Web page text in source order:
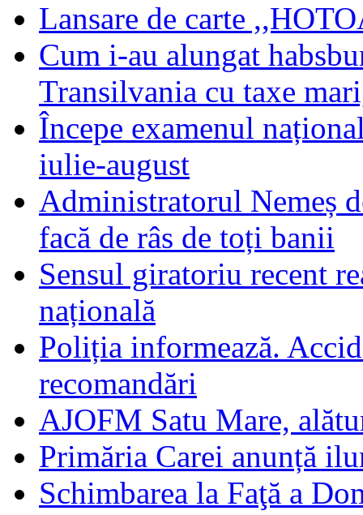
Lansare de carte
Cum i-au alungat
Transilvania cu taxe
Începe examenul
iulie-august
Administratorul Nemeș
facă de râs de toți banii
Sensul giratoriu recent
națională
Poliția informează.
recomandări
AJOFM Satu Mare,
Primăria Carei anunță
Schimbarea la Faţă a